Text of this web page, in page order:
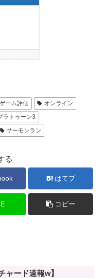
ゲーム評価
オンライン
ラトゥーン3
サーモンラン
る
はてブ
コピー
ャード速報w】